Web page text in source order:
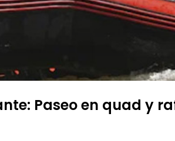
Paseo en quad y